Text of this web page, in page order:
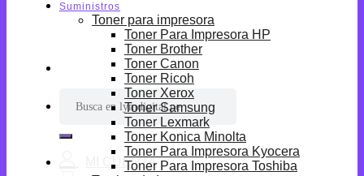
por:
Suministros
Toner para impresora
Toner Para Impresora HP
Toner Brother
Toner Canon
Toner Ricoh
Toner Xerox
Toner Samsung
Toner Lexmark
Toner Konica Minolta
Toner Para Impresora Kyocera
Toner Para Impresora Toshiba